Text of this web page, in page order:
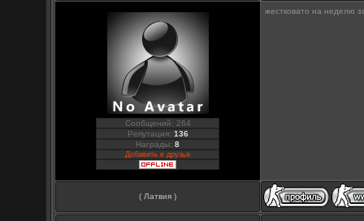
Сообщений: 264
Репутация: 136
Награды:8
Добавить в друзья
жестковато на неделю
( Латвия )